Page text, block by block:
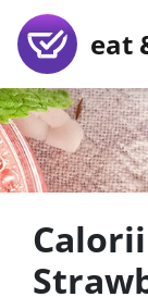
eat